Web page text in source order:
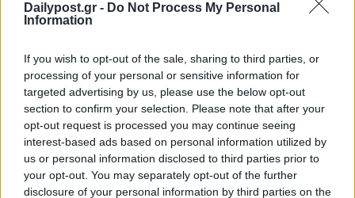
Dailypost.gr - Do Not Process My Personal
Information
If you wish to opt-out of the sale, sharing to third parties, or
processing of your personal or sensitive information for
targeted advertising by us, please use the below opt-out
section to confirm your selection. Please note that after your
opt-out request is processed you may continue seeing
interest-based ads based on personal information utilized by
us or personal information disclosed to third parties prior to
your opt-out. You may separately opt-out of the further
disclosure of your personal information by third parties on the